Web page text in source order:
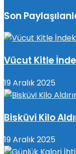
Son
Vücut Kitle
19 Aralık 2025
Bisküvi Kilo
19 Aralık 2025